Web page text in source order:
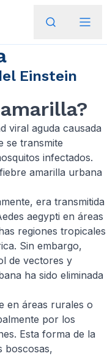
Einstein
viral aguda causada
se transmite
infectados.
amarilla urbana
era transmitida
aegypti en áreas
regiones tropicales
Sin embargo,
de vectores y
ha sido eliminada
en áreas rurales o
por los
Esta forma de la
boscosas,